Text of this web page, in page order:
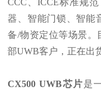
CCC、ICCE标准规范
器、智能门锁、智能
备/物资定位等场景。
部UWB客户，正在出
CX500 UWB芯片是